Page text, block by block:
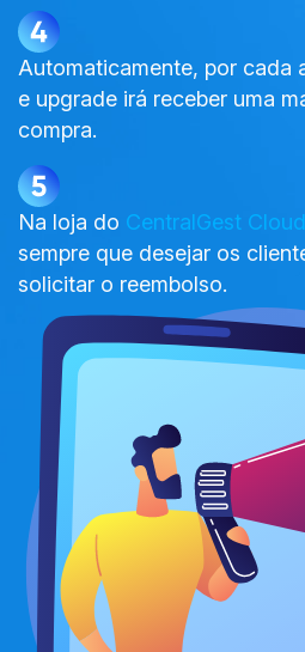
Automaticamente, por cada
e upgrade irá receber uma
compra.
Na loja do CentralGest Cloud
sempre que desejar os
solicitar o reembolso.